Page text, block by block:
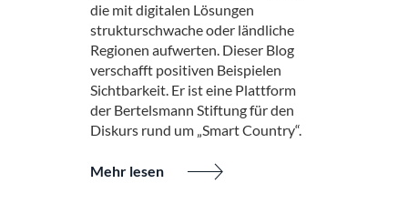
die mit digitalen Lösungen
strukturschwache oder ländliche
Regionen aufwerten. Dieser Blog
verschafft positiven Beispielen
Sichtbarkeit. Er ist eine Plattform
der Bertelsmann Stiftung für den
Diskurs rund um „Smart Country“.
Mehr lesen